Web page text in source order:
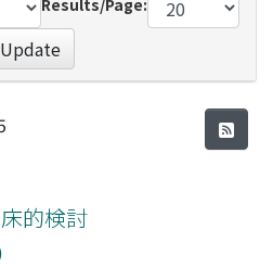
Results/Page:
Update
的検討